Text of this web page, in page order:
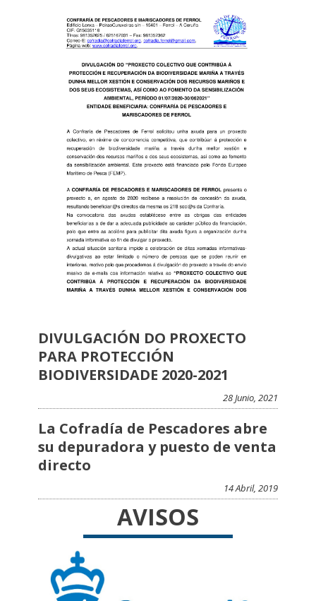
DIVULGACIÓN DO PROXECTO
PARA PROTECCIÓN
BIODIVERSIDADE 2020-2021
28 Junio, 2021
La Cofradía de Pescadores abre
su depuradora y puesto de venta
directo
14 Abril, 2019
AVISOS